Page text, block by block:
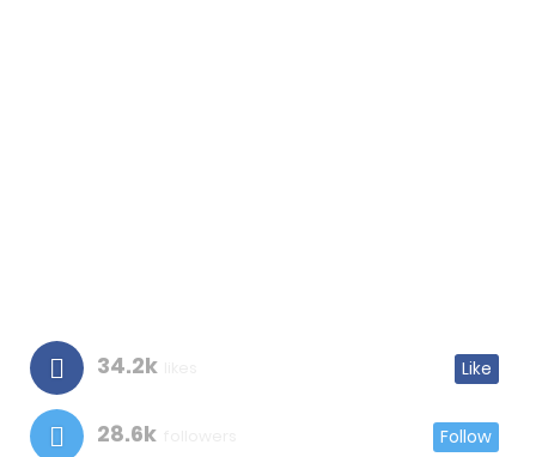
34.2k Like
28.6k Follow